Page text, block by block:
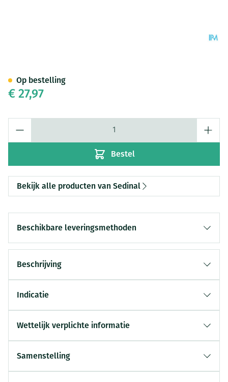
€ 27,97
Bestel
Op bestelling
Bekijk alle producten van Sedinal
Beschikbare leveringsmethoden
Beschrijving
Indicatie
Wettelijk verplichte informatie
Samenstelling